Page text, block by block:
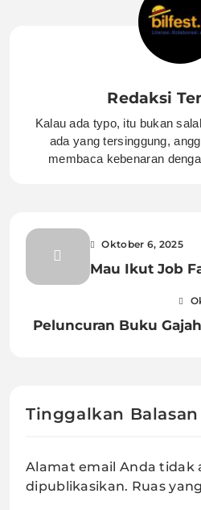
Redaksi
Kalau ada typo, itu bukan
ada yang tersinggung,
membaca kebenaran
Oktober 6, 2025
Mau Ikut Job
Ini yang
Peluncuran Buku
Tinggalkan Balasan
Alamat email Anda tidak
dipublikasikan. Ruas